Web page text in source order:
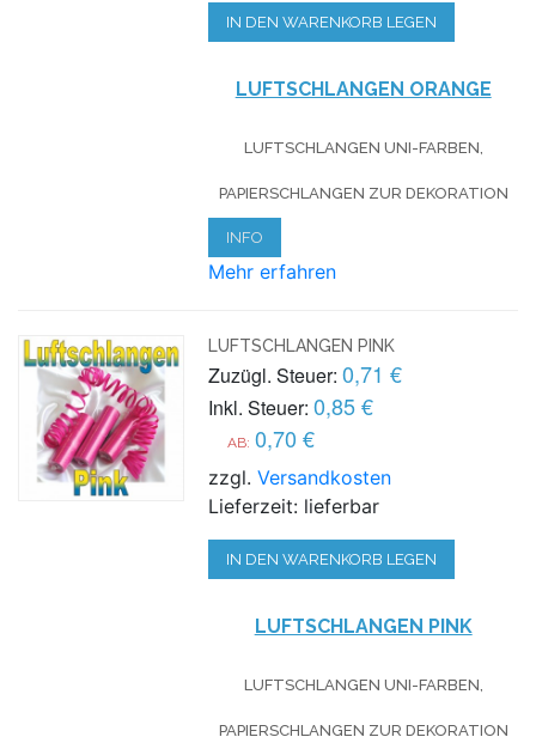
IN DEN WARENKORB LEGEN
LUFTSCHLANGEN ORANGE
LUFTSCHLANGEN UNI-FARBEN,
PAPIERSCHLANGEN ZUR DEKORATION
INFO
Mehr erfahren
LUFTSCHLANGEN PINK
Zuzügl. Steuer: 0,71 €
Inkl. Steuer: 0,85 €
AB: 0,70 €
zzgl.Versandkosten
Lieferzeit: lieferbar
IN DEN WARENKORB LEGEN
LUFTSCHLANGEN PINK
LUFTSCHLANGEN UNI-FARBEN,
PAPIERSCHLANGEN ZUR DEKORATION